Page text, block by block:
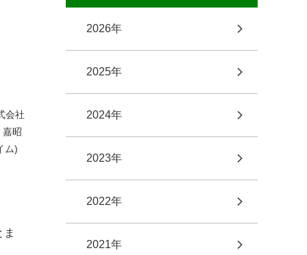
会社
昭
)
2026年
2025年
2024年
2023年
2022年
2021年